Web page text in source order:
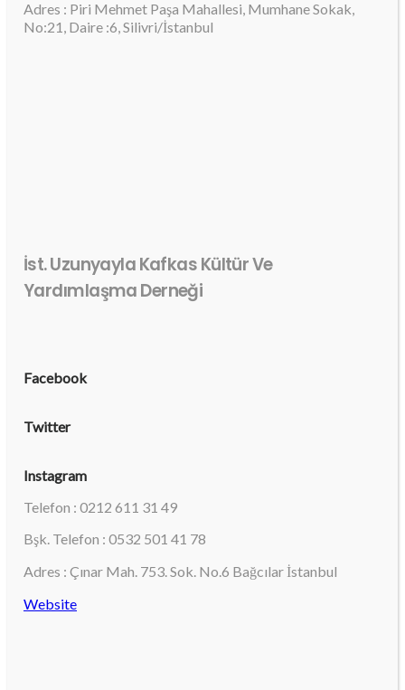
Adres : Piri Mehmet Paşa Mahallesi, Mumhane Sokak,
No:21, Daire :6, Silivri/İstanbul
İst. Uzunyayla Kafkas Kültür Ve
Yardımlaşma Derneği
Facebook
Twitter
Instagram
Telefon : 0212 611 31 49
Bşk. Telefon : 0532 501 41 78
Adres : Çınar Mah. 753. Sok. No.6 Bağcılar İstanbul
Website